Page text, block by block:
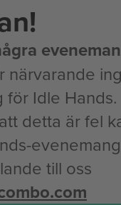
närvarande
för Idle Hands.
detta är fel
till oss